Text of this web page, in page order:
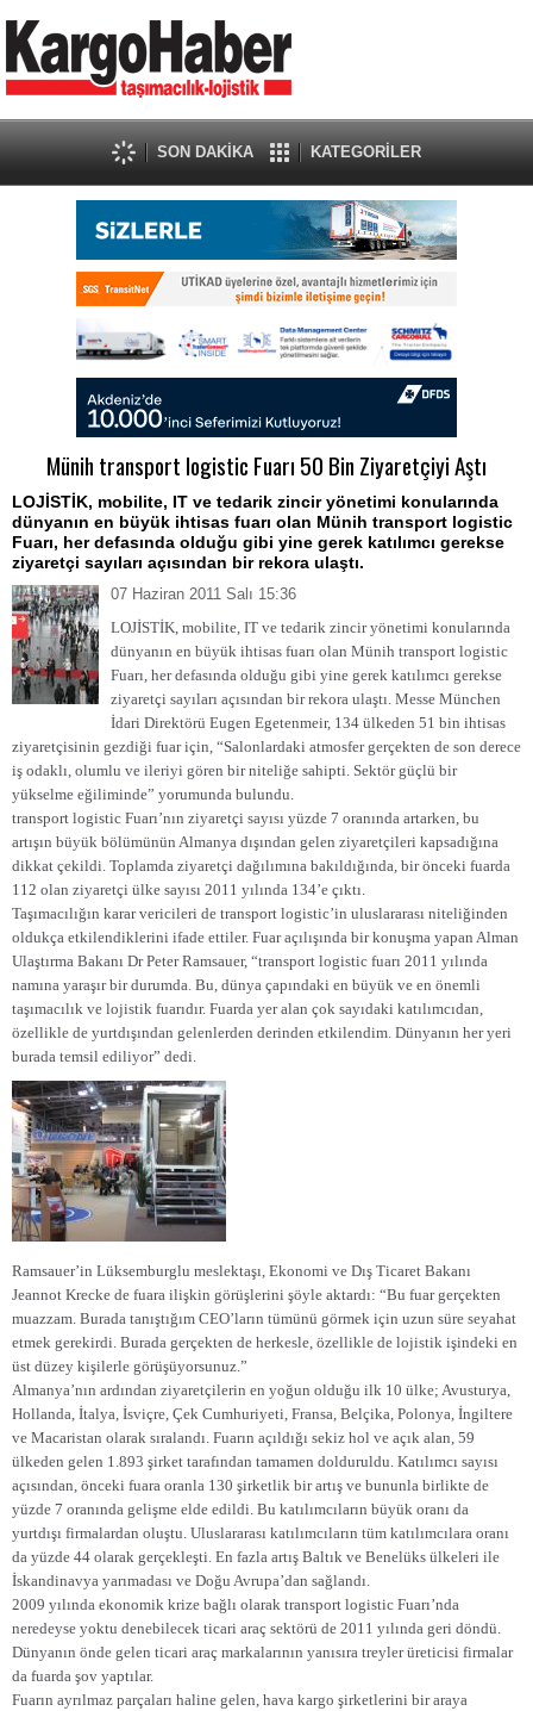
SON DAKİKA KATEGORİLER
Münih transport logistic Fuarı 50 Bin Ziyaretçiyi Aştı
LOJİSTİK, mobilite, IT ve tedarik zincir yönetimi konularında
dünyanın en büyük ihtisas fuarı olan Münih transport logistic
Fuarı, her defasında olduğu gibi yine gerek katılımcı gerekse
ziyaretçi sayıları açısından bir rekora ulaştı.
07 Haziran 2011 Salı 15:36
LOJİSTİK, mobilite, IT ve tedarik zincir yönetimi konularında
dünyanın en büyük ihtisas fuarı olan Münih transport logistic
Fuarı, her defasında olduğu gibi yine gerek katılımcı gerekse
ziyaretçi sayıları açısından bir rekora ulaştı. Messe München
İdari Direktörü Eugen Egetenmeir, 134 ülkeden 51 bin ihtisas
ziyaretçisinin gezdiği fuar için, “Salonlardaki atmosfer gerçekten de son derece
iş odaklı, olumlu ve ileriyi gören bir niteliğe sahipti. Sektör güçlü bir
yükselme eğiliminde” yorumunda bulundu.
transport logistic Fuarı’nın ziyaretçi sayısı yüzde 7 oranında artarken, bu
artışın büyük bölümünün Almanya dışından gelen ziyaretçileri kapsadığına
dikkat çekildi. Toplamda ziyaretçi dağılımına bakıldığında, bir önceki fuarda
112 olan ziyaretçi ülke sayısı 2011 yılında 134’e çıktı.
Taşımacılığın karar vericileri de transport logistic’in uluslararası niteliğinden
oldukça etkilendiklerini ifade ettiler. Fuar açılışında bir konuşma yapan Alman
Ulaştırma Bakanı Dr Peter Ramsauer, “transport logistic fuarı 2011 yılında
namına yaraşır bir durumda. Bu, dünya çapındaki en büyük ve en önemli
taşımacılık ve lojistik fuarıdır. Fuarda yer alan çok sayıdaki katılımcıdan,
özellikle de yurtdışından gelenlerden derinden etkilendim. Dünyanın her yeri
burada temsil ediliyor” dedi.
Ramsauer’in Lüksemburglu meslektaşı, Ekonomi ve Dış Ticaret Bakanı
Jeannot Krecke de fuara ilişkin görüşlerini şöyle aktardı: “Bu fuar gerçekten
muazzam. Burada tanıştığım CEO’ların tümünü görmek için uzun süre seyahat
etmek gerekirdi. Burada gerçekten de herkesle, özellikle de lojistik işindeki en
üst düzey kişilerle görüşüyorsunuz.”
Almanya’nın ardından ziyaretçilerin en yoğun olduğu ilk 10 ülke; Avusturya,
Hollanda, İtalya, İsviçre, Çek Cumhuriyeti, Fransa, Belçika, Polonya, İngiltere
ve Macaristan olarak sıralandı. Fuarın açıldığı sekiz hol ve açık alan, 59
ülkeden gelen 1.893 şirket tarafından tamamen dolduruldu. Katılımcı sayısı
açısından, önceki fuara oranla 130 şirketlik bir artış ve bununla birlikte de
yüzde 7 oranında gelişme elde edildi. Bu katılımcıların büyük oranı da
yurtdışı firmalardan oluştu. Uluslararası katılımcıların tüm katılımcılara oranı
da yüzde 44 olarak gerçekleşti. En fazla artış Baltık ve Benelüks ülkeleri ile
İskandinavya yarımadası ve Doğu Avrupa’dan sağlandı.
2009 yılında ekonomik krize bağlı olarak transport logistic Fuarı’nda
neredeyse yoktu denebilecek ticari araç sektörü de 2011 yılında geri döndü.
Dünyanın önde gelen ticari araç markalarının yanısıra treyler üreticisi firmalar
da fuarda şov yaptılar.
Fuarın ayrılmaz parçaları haline gelen, hava kargo şirketlerini bir araya